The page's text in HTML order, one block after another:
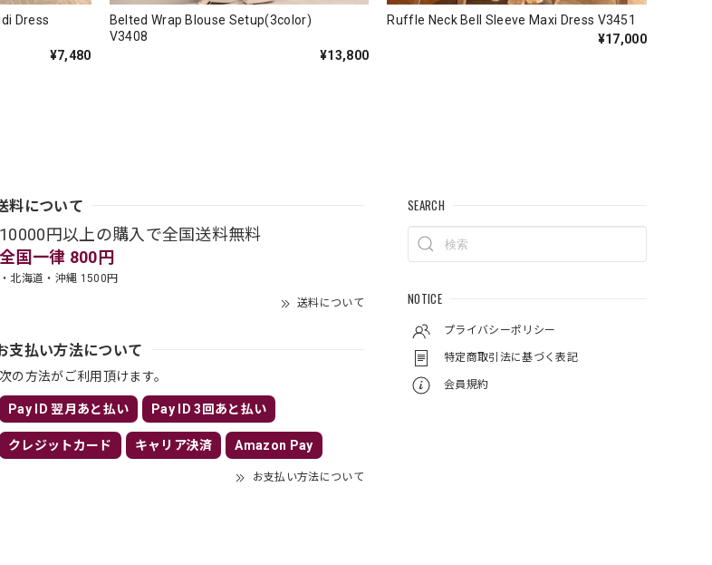
Dress
¥7,480
Belted Wrap Blouse Setup(3color)
V3408
¥13,800
Ruffle Neck Bell Sleeve Maxi Dress V3451
¥17,000
料について
10000円以上の購入で全国送料無料
全国一律 800円
・北海道・沖縄 1500円
送料について
支払い方法について
次の方法がご利用頂けます。
Pay ID 翌月あと払い Pay ID 3回あと払い
クレジットカード キャリア決済 Amazon Pay
お支払い方法について
SEARCH
NOTICE
プライバシーポリシー
特定商取引法に基づく表記
会員規約